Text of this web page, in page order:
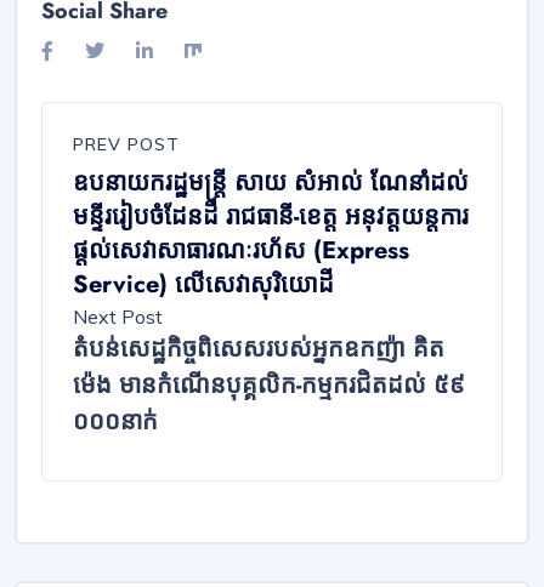
Social Share
PREV POST
ឧបនាយករដ្ឋមន្ដ្រី សាយ សំអាល់ ណែនាំដល់
មន្ទីររៀបចំដែនដី រាជធានី-ខេត្ត អនុវត្តយន្តការ
ផ្តល់សេវាសាធារណៈរហ័ស (Express
Service) លើសេវាសុរិយោដី
Next Post
តំបន់សេដ្ឋកិច្ចពិសេសរបស់អ្នកឧកញ៉ា គិត
ម៉េង មានកំណើនបុគ្គលិក-កម្មករជិតដល់ ៥៩
០០០នាក់